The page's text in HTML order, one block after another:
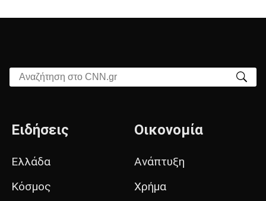
Αναζήτηση στο CNN.gr
Ειδήσεις
Ελλάδα
Κόσμος
Οικονομία
Ανάπτυξη
Χρήμα